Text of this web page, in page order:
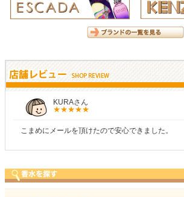
KURAさん
こまめにメールを頂けたので安心できました。